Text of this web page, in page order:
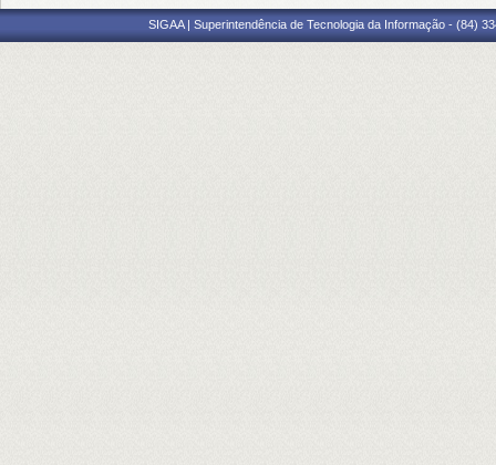
SIGAA | Superintendência de Tecnologia da Informação - (84)